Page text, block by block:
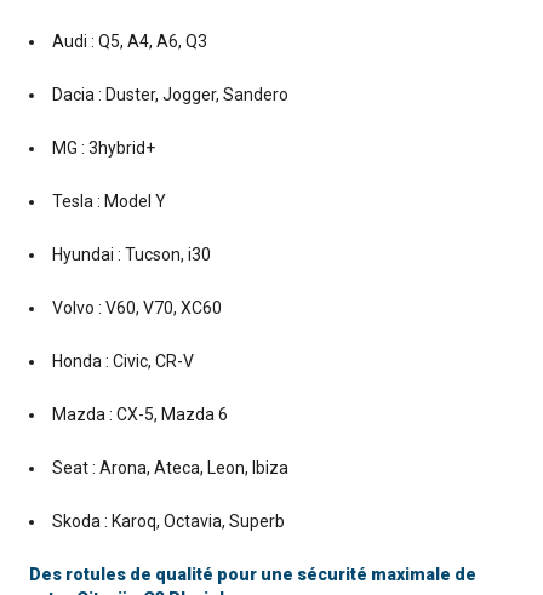
Audi : Q5, A4, A6, Q3
Dacia : Duster, Jogger, Sandero
MG : 3hybrid+
Tesla : Model Y
Hyundai : Tucson, i30
Volvo : V60, V70, XC60
Honda : Civic, CR-V
Mazda : CX-5, Mazda 6
Seat : Arona, Ateca, Leon, Ibiza
Skoda : Karoq, Octavia, Superb
Des rotules de qualité pour une sécurité maximale de